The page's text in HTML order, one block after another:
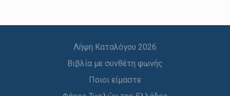
Λήψη Καταλόγου 2026
Βιβλία με συνθέτη φωνής
Ποιοι είμαστε